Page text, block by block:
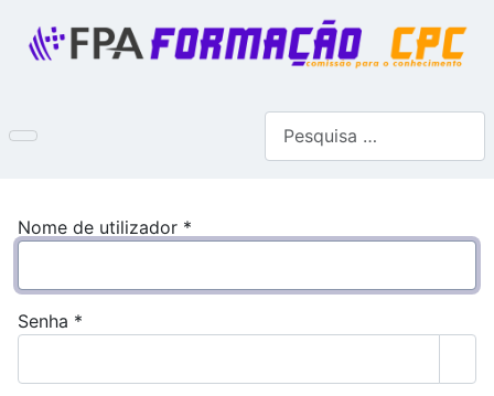
Nome de utilizador *
Senha *